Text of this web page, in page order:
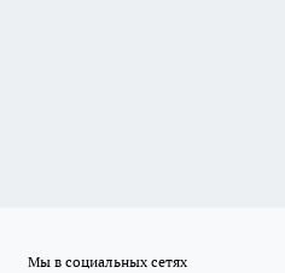
Мы в социальных сетях